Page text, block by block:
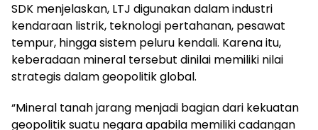
SDK menjelaskan, LTJ digunakan dalam industri
kendaraan listrik, teknologi pertahanan, pesawat
tempur, hingga sistem peluru kendali. Karena itu,
keberadaan mineral tersebut dinilai memiliki nilai
strategis dalam geopolitik global.
“Mineral tanah jarang menjadi bagian dari kekuatan
geopolitik suatu negara apabila memiliki cadangan